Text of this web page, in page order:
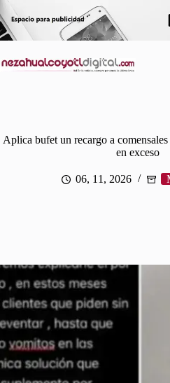
Saltar
al
contenido
Aplica bufet un recargo a
en exceso
06, 11, 2026